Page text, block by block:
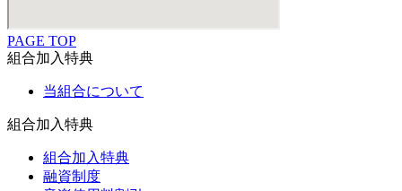
PAGE TOP
組合加入特典
当組合について
組合加入特典
組合加入特典
融資制度